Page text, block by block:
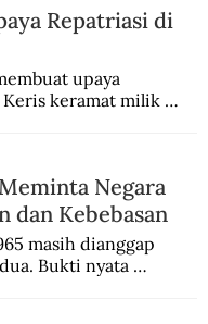
Repatriasi di
upaya
keramat milik
Negara
dan Kebebasan
masih dianggap
Bukti nyata